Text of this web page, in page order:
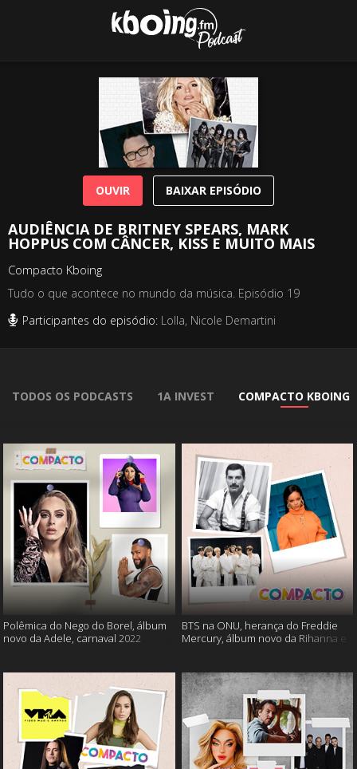
AUDIÊNCIA DE BRITNEY SPEARS, MARK
HOPPUS COM CÂNCER, KISS E MUITO MAIS
Compacto Kboing
Tudo o que acontece no mundo da música. Episódio 19
Participantes do episódio: Lolla, Nicole Demartini
OUVIR BAIXAR EPISÓDIO
TODOS OS PODCASTS 1A INVEST COMPACTO KBOING
Polêmica do Nego do Borel, álbum
novo da Adele, carnaval 2022
BTS na ONU, herança do Freddie
Mercury, álbum novo da Rihanna e